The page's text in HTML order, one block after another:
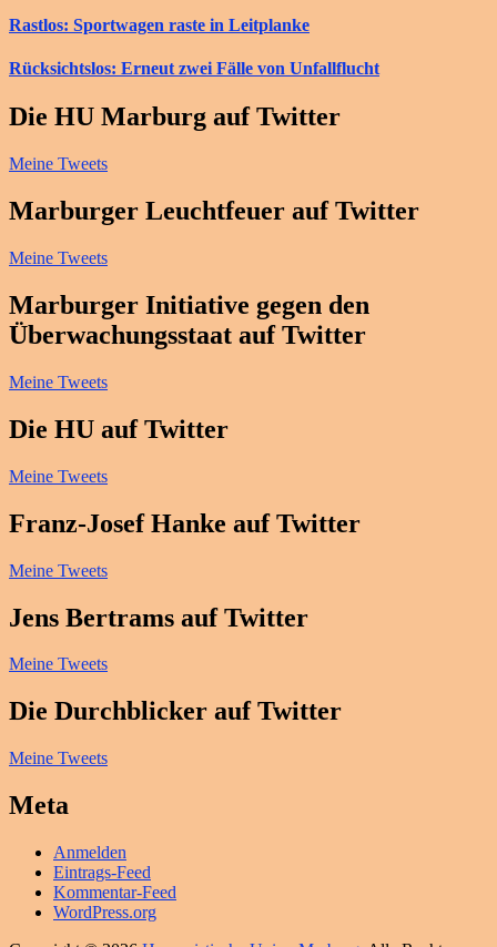
Rastlos: Sportwagen raste in Leitplanke
Rücksichtslos: Erneut zwei Fälle von Unfallflucht
Die HU Marburg auf Twitter
Meine Tweets
Marburger Leuchtfeuer auf Twitter
Meine Tweets
Marburger Initiative gegen den
Überwachungsstaat auf Twitter
Meine Tweets
Die HU auf Twitter
Meine Tweets
Franz-Josef Hanke auf Twitter
Meine Tweets
Jens Bertrams auf Twitter
Meine Tweets
Die Durchblicker auf Twitter
Meine Tweets
Meta
Anmelden
Eintrags-Feed
Kommentar-Feed
WordPress.org